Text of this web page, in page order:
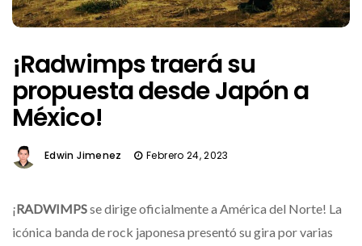
¡Radwimps traerá su
propuesta desde Japón a
México!
Edwin Jimenez Febrero 24, 2023
¡RADWIMPSse dirige oficialmente a América del Norte! La
icónica banda de rock japonesa presentó su gira por varias